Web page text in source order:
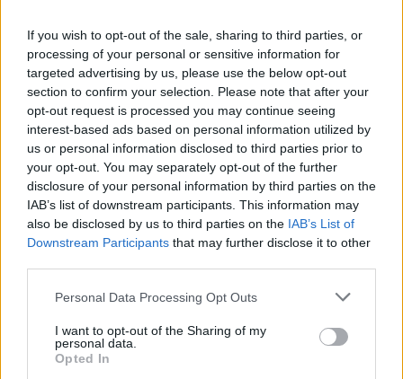
If you wish to opt-out of the sale, sharing to third parties, or
processing of your personal or sensitive information for
targeted advertising by us, please use the below opt-out
section to confirm your selection. Please note that after your
opt-out request is processed you may continue seeing
interest-based ads based on personal information utilized by
us or personal information disclosed to third parties prior to
your opt-out. You may separately opt-out of the further
disclosure of your personal information by third parties on the
IAB’s list of downstream participants. This information may
also be disclosed by us to third parties on the IAB’s List of
Downstream Participants that may further disclose it to other
Please note that this website/app uses one or more Google
not limited to your visit or usage behaviour. You may click to
grant or deny consent to Google and its third-party tags to
use your data for below specified purposes in below Google
Personal Data Processing Opt Outs
I want to opt-out of the Sharing of my
personal data.
Opted In
Πιο δημοφιλή
1 Τουρισμός για Όλους 2026: Σήμερα ανοίγει
η πλατφόρμα – Ποια ΑΦΜ προηγούνται
στις αιτήσεις
2Κυψέλη: Ο περίεργος ηλικιωμένος και το
ταξίδι στην Αράχωβα – Όσα ισχυρίστηκε ο
26χρονος για τον θάνατο της Βρετανίδας
3Μύκονος: Βίντεο με τους αστυνομικούς να
Rolex όπου άρπαξε Έλληνας οδηγός από
Μυστράς: «Φρούριο» το ξενοδοχείο που
έκρυβε τη σορό του 90χρονου ο γιος του –